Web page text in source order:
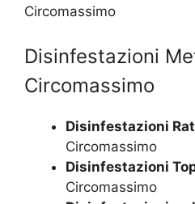
Circomassimo
Disinfestazioni
Circomassimo
Disinfestazioni
Circomassimo
Disinfestazioni
Circomassimo